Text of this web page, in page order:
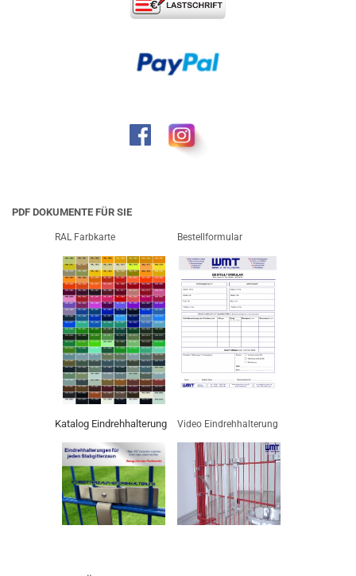
PDF DOKUMENTE FÜR SIE
RAL Farbkarte Bestellformular
Katalog Eindrehhalterung Video Eindrehhalterung